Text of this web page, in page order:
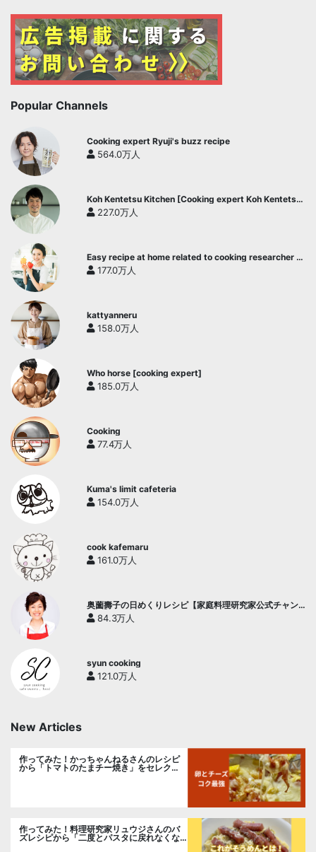
Popular Channels
Cooking expert Ryuji's buzz recipe
564.0万人
Koh Kentetsu Kitchen [Cooking expert Koh Kentetsu
official channel]
227.0万人
Easy recipe at home related to cooking researcher /
Yukari's Kitchen
177.0万人
kattyanneru
158.0万人
Who horse [cooking expert]
185.0万人
Cooking
77.4万人
Kuma's limit cafeteria
154.0万人
cook kafemaru
161.0万人
奥薗壽子の日めくりレシピ【家庭料理研究家公式チャン
ネル】
84.3万人
syun cooking
121.0万人
New Articles
作ってみた！かっちゃんねるさんのレシピ
から「トマトのたまチー焼き」をセレク
作ってみた！料理研究家リュウジさんのバ
ズレシピから「二度とパスタに戻れなくな